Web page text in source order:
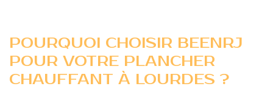
POURQUOI CHOISIR BEENRJ
POUR VOTRE PLANCHER
CHAUFFANT À LOURDES ?